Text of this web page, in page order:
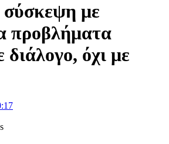
σύσκεψη με
προβλήματα
διάλογο, όχι με